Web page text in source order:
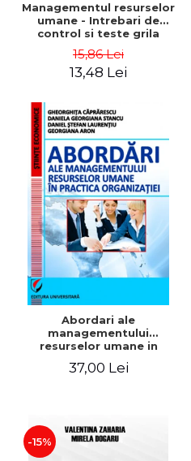
Managementul resurselor
umane - Intrebari de
control si teste grila
15,86 Lei
13,48 Lei
Abordari ale
managementului
resurselor umane in
37,00 Lei
-15%